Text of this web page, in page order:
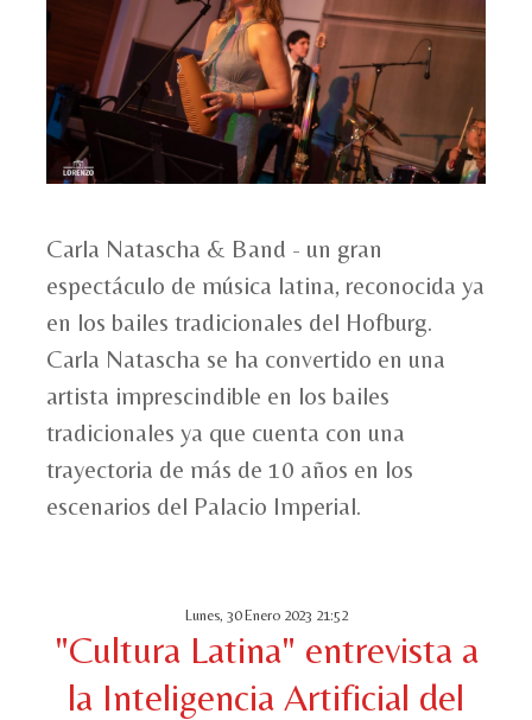
Carla Natascha & Band - un gran
espectáculo de música latina, reconocida ya
en los bailes tradicionales del Hofburg.
Carla Natascha se ha convertido en una
artista imprescindible en los bailes
tradicionales ya que cuenta con una
trayectoria de más de 10 años en los
escenarios del Palacio Imperial.
Lunes, 30 Enero 2023 21:52
"Cultura Latina" entrevista a
la Inteligencia Artificial del